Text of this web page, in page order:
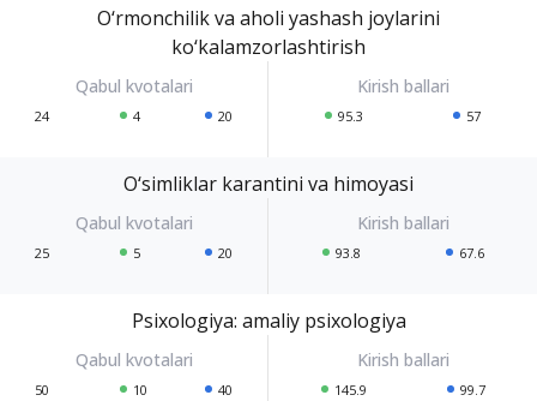
O‘rmonchilik va aholi yashash joylarini
ko‘kalamzorlashtirish
24 4 20 95.3 57
O‘simliklar karantini va himoyasi
25 5 20 93.8 67.6
Psixologiya: amaliy psixologiya
50 10 40 145.9 99.7